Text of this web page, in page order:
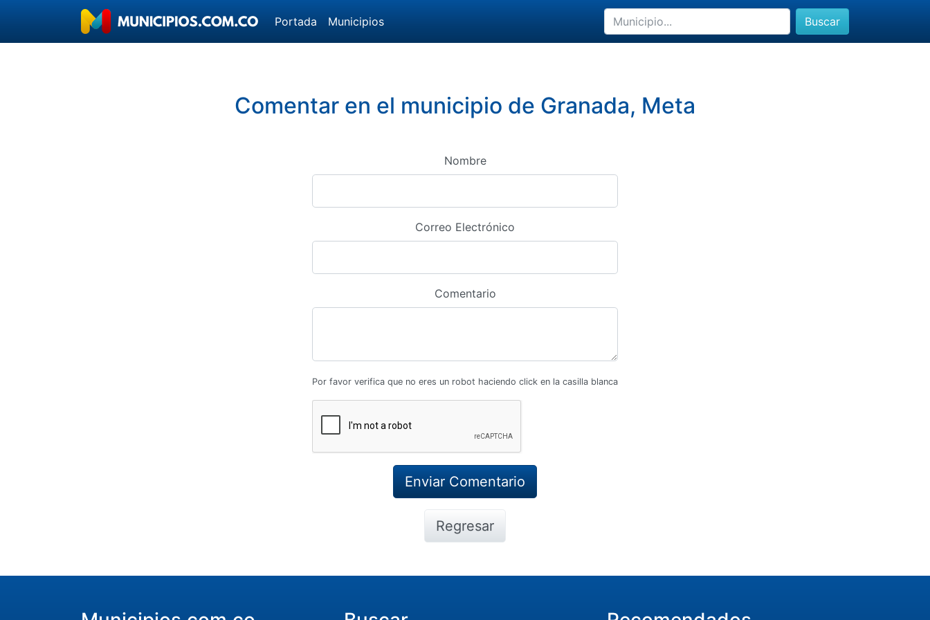
Portada Municipios Buscar
Comentar en el municipio de Granada, Meta
Nombre
Correo Electrónico
Comentario
Por favor verifica que no eres un robot haciendo click en la casilla blanca
Regresar